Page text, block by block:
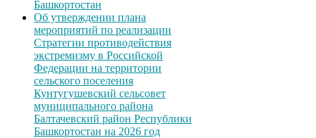
Башкортостан
Об утверждении плана
мероприятий по реализации
Стратегии противодействия
экстремизму в Российской
Федерации на территории
сельского поселения
Кунтугушевский сельсовет
муниципального района
Балтачевский район Республики
Башкортостан на 2026 год